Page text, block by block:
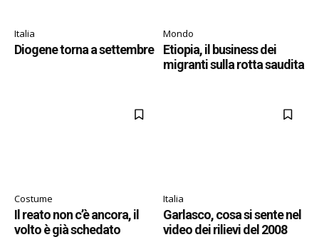
Italia
Diogene torna a settembre
Mondo
Etiopia, il business dei
migranti sulla rotta saudita
Costume
Il reato non c’è ancora, il
volto è già schedato
Italia
Garlasco, cosa si sente nel
video dei rilievi del 2008